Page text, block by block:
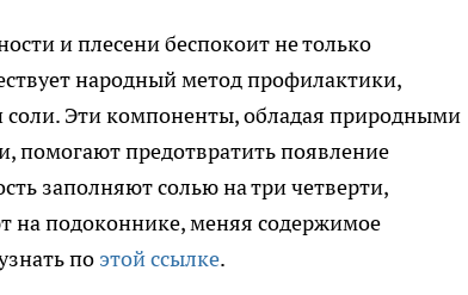
и плесени беспокоит не только
народный метод профилактики,
соли. Эти компоненты, обладая природными
предотвратить появление
заполняют солью на три четверти,
на подоконнике, меняя содержимое
по этой ссылке.